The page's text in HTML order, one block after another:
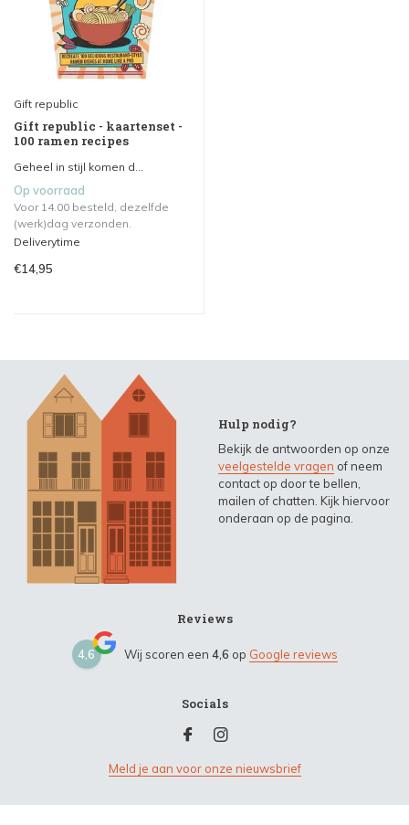
Gift republic
Gift republic - kaartenset -
100 ramen recipes
Geheel in stijl komen d...
Op voorraad
Voor 14.00 besteld, dezelfde
(werk)dag verzonden.
Deliverytime
€14,95
Hulp nodig?
Bekijk de antwoorden op onze
veelgestelde vragen of neem
contact op door te bellen,
mailen of chatten. Kijk hiervoor
onderaan op de pagina.
Reviews
4,6 Wij scoren een 4,6 op Google reviews
Socials
Meld je aan voor onze nieuwsbrief